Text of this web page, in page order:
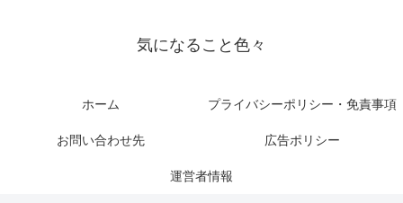
気になること色々
ホーム プライバシーポリシー・免責事項
お問い合わせ先 広告ポリシー
運営者情報